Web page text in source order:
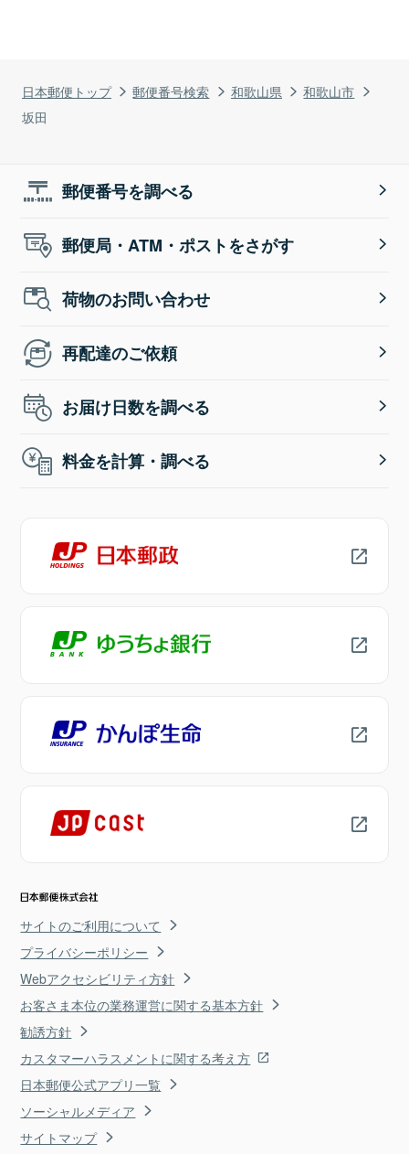
日本郵便トップ 郵便番号検索 和歌山県
和歌山市
坂田
郵便番号を調べる
郵便局・ATM・ポストをさがす
荷物のお問い合わせ
再配達のご依頼
お届け日数を調べる
料金を計算・調べる
サイトのご利用について
プライバシーポリシー
Webアクセシビリティ方針
お客さま本位の業務運営に関する基本方針
勧誘方針
カスタマーハラスメントに関する考え方
日本郵便公式アプリ一覧
ソーシャルメディア
サイトマップ